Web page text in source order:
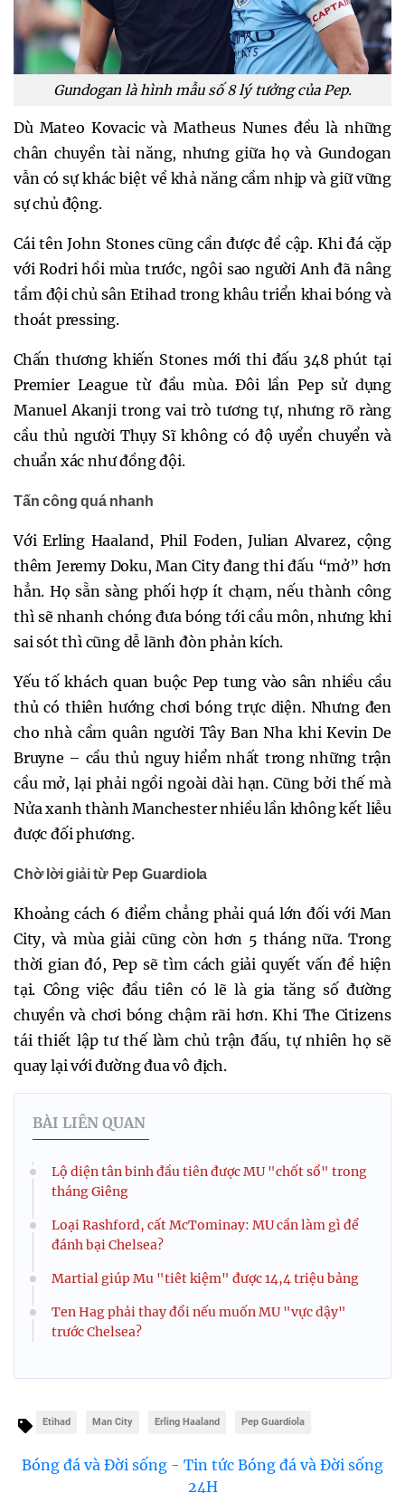
Gundogan là hình mẫu số 8 lý tưởng của Pep.
Dù Mateo Kovacic và Matheus Nunes đều là những
chân chuyền tài năng, nhưng giữa họ và Gundogan
vẫn có sự khác biệt về khả năng cầm nhịp và giữ vững
sự chủ động.
Cái tên John Stones cũng cần được đề cập. Khi đá cặp
với Rodri hồi mùa trước, ngôi sao người Anh đã nâng
tầm đội chủ sân Etihad trong khâu triển khai bóng và
thoát pressing.
Chấn thương khiến Stones mới thi đấu 348 phút tại
Premier League từ đầu mùa. Đôi lần Pep sử dụng
Manuel Akanji trong vai trò tương tự, nhưng rõ ràng
cầu thủ người Thụy Sĩ không có độ uyển chuyển và
chuẩn xác như đồng đội.
Tấn công quá nhanh
Với Erling Haaland, Phil Foden, Julian Alvarez, cộng
thêm Jeremy Doku, Man City đang thi đấu “mở” hơn
hẳn. Họ sẵn sàng phối hợp ít chạm, nếu thành công
thì sẽ nhanh chóng đưa bóng tới cầu môn, nhưng khi
sai sót thì cũng dễ lãnh đòn phản kích.
Yếu tố khách quan buộc Pep tung vào sân nhiều cầu
thủ có thiên hướng chơi bóng trực diện. Nhưng đen
cho nhà cầm quân người Tây Ban Nha khi Kevin De
Bruyne – cầu thủ nguy hiểm nhất trong những trận
cầu mở, lại phải ngồi ngoài dài hạn. Cũng bởi thế mà
Nửa xanh thành Manchester nhiều lần không kết liễu
được đối phương.
Chờ lời giải từ Pep Guardiola
Khoảng cách 6 điểm chẳng phải quá lớn đối với Man
City, và mùa giải cũng còn hơn 5 tháng nữa. Trong
thời gian đó, Pep sẽ tìm cách giải quyết vấn đề hiện
tại. Công việc đầu tiên có lẽ là gia tăng số đường
chuyền và chơi bóng chậm rãi hơn. Khi The Citizens
tái thiết lập tư thế làm chủ trận đấu, tự nhiên họ sẽ
quay lại với đường đua vô địch.
BÀI LIÊN QUAN
Lộ diện tân binh đầu tiên được MU "chốt sổ" trong
tháng Giêng
Loại Rashford, cất McTominay: MU cần làm gì để
đánh bại Chelsea?
Martial giúp Mu "tiêt kiệm" được 14,4 triệu bảng
Ten Hag phải thay đổi nếu muốn MU "vực dậy"
trước Chelsea?
Etihad Man City Erling Haaland Pep Guardiola
Bóng đá và Đời sống - Tin tức Bóng đá và Đời sống
24H